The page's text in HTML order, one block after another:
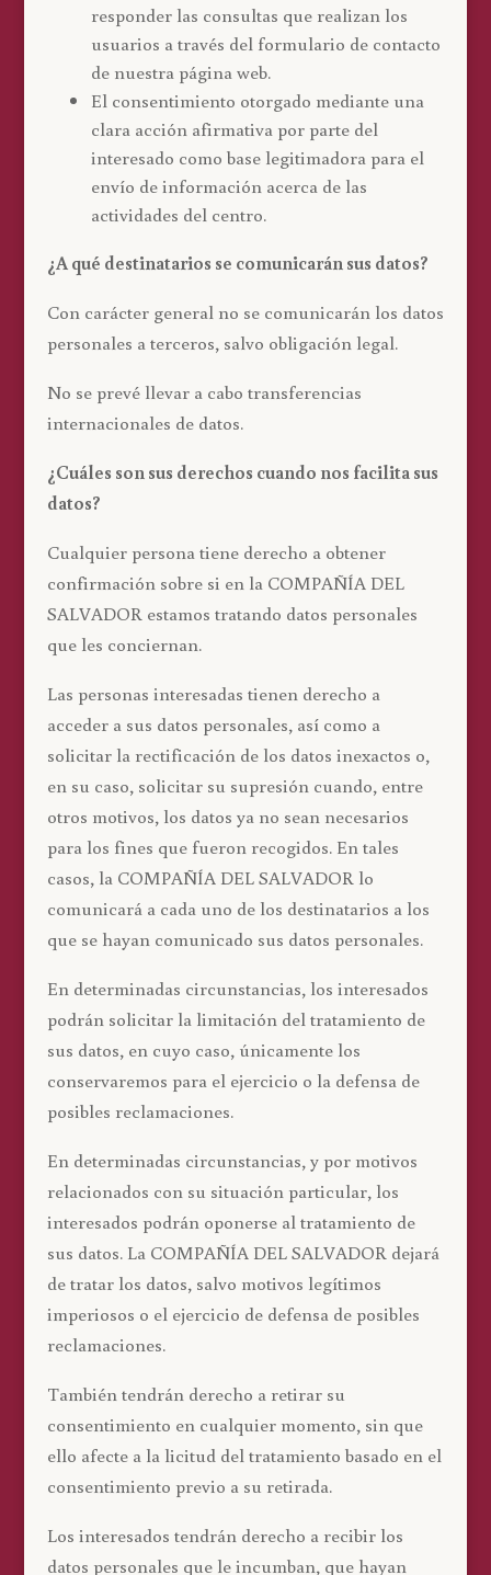
responder las consultas que realizan los
usuarios a través del formulario de contacto
de nuestra página web.
El consentimiento otorgado mediante una
clara acción afirmativa por parte del
interesado como base legitimadora para el
envío de información acerca de las
actividades del centro.
¿A qué destinatarios se comunicarán sus datos?
Con carácter general no se comunicarán los datos
personales a terceros, salvo obligación legal.
No se prevé llevar a cabo transferencias
internacionales de datos.
¿Cuáles son sus derechos cuando nos facilita sus
datos?
Cualquier persona tiene derecho a obtener
confirmación sobre si en la COMPAÑÍA DEL
SALVADOR estamos tratando datos personales
que les conciernan.
Las personas interesadas tienen derecho a
acceder a sus datos personales, así como a
solicitar la rectificación de los datos inexactos o,
en su caso, solicitar su supresión cuando, entre
otros motivos, los datos ya no sean necesarios
para los fines que fueron recogidos. En tales
casos, la COMPAÑÍA DEL SALVADOR lo
comunicará a cada uno de los destinatarios a los
que se hayan comunicado sus datos personales.
En determinadas circunstancias, los interesados
podrán solicitar la limitación del tratamiento de
sus datos, en cuyo caso, únicamente los
conservaremos para el ejercicio o la defensa de
posibles reclamaciones.
En determinadas circunstancias, y por motivos
relacionados con su situación particular, los
interesados podrán oponerse al tratamiento de
sus datos. La COMPAÑÍA DEL SALVADOR dejará
de tratar los datos, salvo motivos legítimos
imperiosos o el ejercicio de defensa de posibles
reclamaciones.
También tendrán derecho a retirar su
consentimiento en cualquier momento, sin que
ello afecte a la licitud del tratamiento basado en el
consentimiento previo a su retirada.
Los interesados tendrán derecho a recibir los
datos personales que le incumban, que hayan